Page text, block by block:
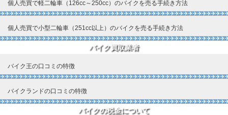
個人売買で軽二輪車（126cc～250cc）のバイクを売る手続き方法
個人売買で小型二輪車（251cc以上）のバイクを売る手続き方法
バイク買取業者
バイク王の口コミの特徴
バイクランドの口コミの特徴
バイクの税金について